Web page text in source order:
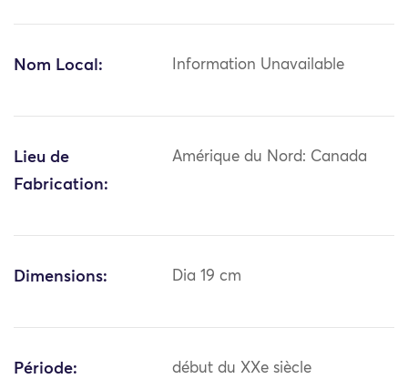
Nom Local: Information Unavailable
Lieu de
Fabrication:
Amérique du Nord: Canada
Dimensions: Dia 19 cm
Période: début du XXe siècle